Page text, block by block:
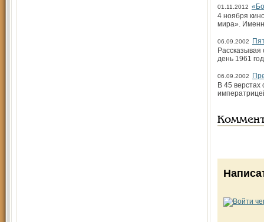
01.11.2012
4 ноября
мира».
06.09.2002
день 1961
06.09.2002
В 45 верстах